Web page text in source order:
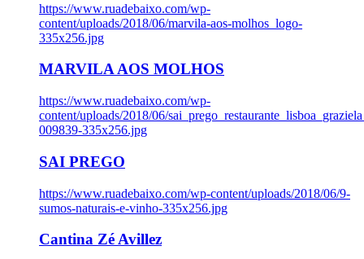
https://www.ruadebaixo.com/wp-
content/uploads/2018/06/marvila-aos-molhos_logo-
335x256.jpg
MARVILA AOS MOLHOS
https://www.ruadebaixo.com/wp-
content/uploads/2018/06/
009839-335x256.jpg
SAI PREGO
https://www.ruadebaixo.com/wp-content/uploads/2018/06/9-
sumos-naturais-e-vinho-335x256.jpg
Cantina Zé Avillez